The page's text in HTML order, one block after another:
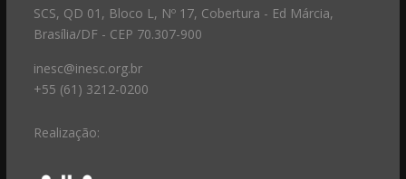
SCS, QD 01, Bloco L, Nº 17, Cobertura - Ed Márcia,
Brasília/DF - CEP 70.307-900
inesc@inesc.org.br
+55 (61) 3212-0200
Realização: